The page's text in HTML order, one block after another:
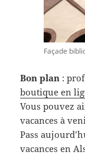
Façade
Bon plan :
boutique en
Vous pouvez
vacances à
Pass
vacances en